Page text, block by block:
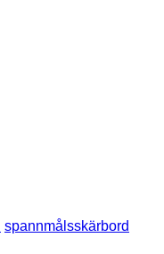
spannmålsskärbord